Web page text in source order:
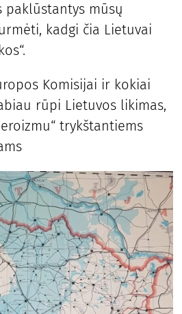
paklūstantys mūsų
kadgi čia Lietuvai
Komisijai ir kokiai
rūpi Lietuvos likimas,
trykštantiems